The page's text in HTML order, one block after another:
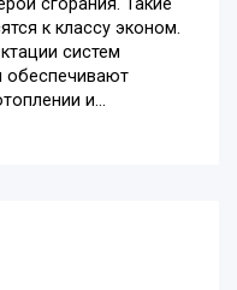
сгорания. Такие
к классу эконом.
систем
обеспечивают
и...